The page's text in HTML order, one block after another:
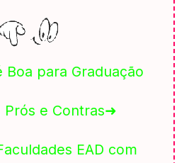
Boa para Graduação
Prós e Contras➜
EAD com